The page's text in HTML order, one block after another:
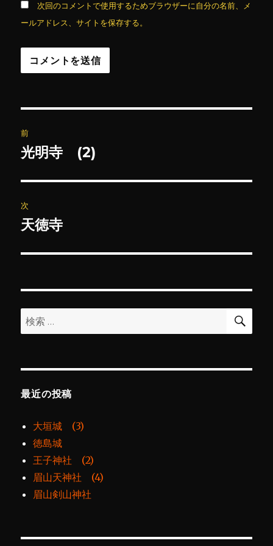
次回のコメントで使用するためブラウザーに自分の名前、メ
ールアドレス、サイトを保存する。
稿
ビ
ゲ
ー
ン
前
前
投
稿:
光明寺 (2)
次
次
投
天徳寺
検
索:
検
最近の投稿
大垣城 (3)
徳島城
王子神社 (2)
眉山天神社 (4)
眉山剣山神社